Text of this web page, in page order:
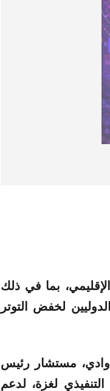
بما في ذلك
لخفض التوتر
مستشار رئيس
التنفيذي لغزة، لدعم